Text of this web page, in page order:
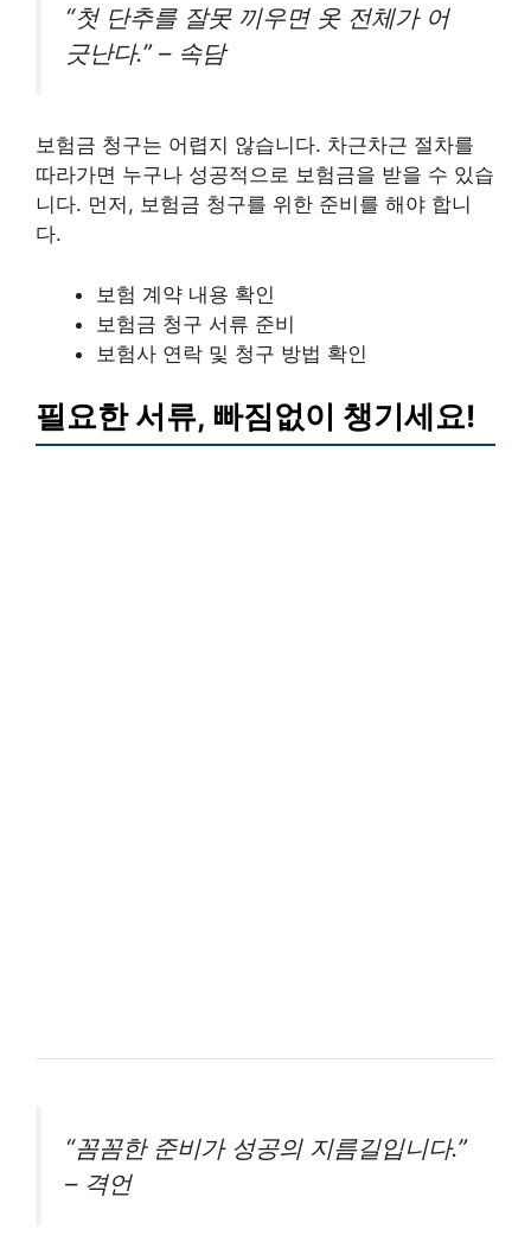
“첫 단추를 잘못 끼우면 옷 전체가 어
긋난다.” – 속담
보험금 청구는 어렵지 않습니다. 차근차근 절차를
따라가면 누구나 성공적으로 보험금을 받을 수 있습
니다. 먼저, 보험금 청구를 위한 준비를 해야 합니
다.
보험 계약 내용 확인
보험금 청구 서류 준비
보험사 연락 및 청구 방법 확인
필요한 서류, 빠짐없이 챙기세요!
“꼼꼼한 준비가 성공의 지름길입니다.”
– 격언